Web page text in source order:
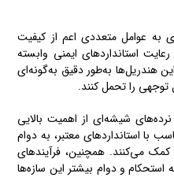
به عوامل متعددی اعم از کیفیت
استانداردهای ایمنی وابسته
هندریل‌ها به‌طور دقیق به‌گونه‌ای
را تحمل کنند.
شیشه‌ای از اهمیت بالایی
با استانداردهای معتبر، به دوام
می‌کنند. همچنین، فرآیندهای
و دوام بیشتر این سازه‌ها